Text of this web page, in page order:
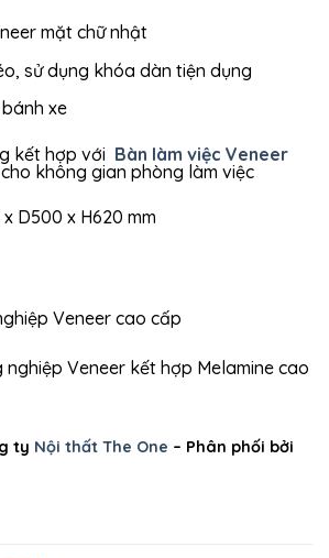
mặt chữ nhật
sử dụng khóa dàn tiện dụng
xe
kết hợp với Bàn làm việc Veneer
không gian phòng làm việc
D500 x H620 mm
Veneer cao cấp
nghiệp Veneer kết hợp Melamine cao
ty Nội thất The One – Phân phối bởi